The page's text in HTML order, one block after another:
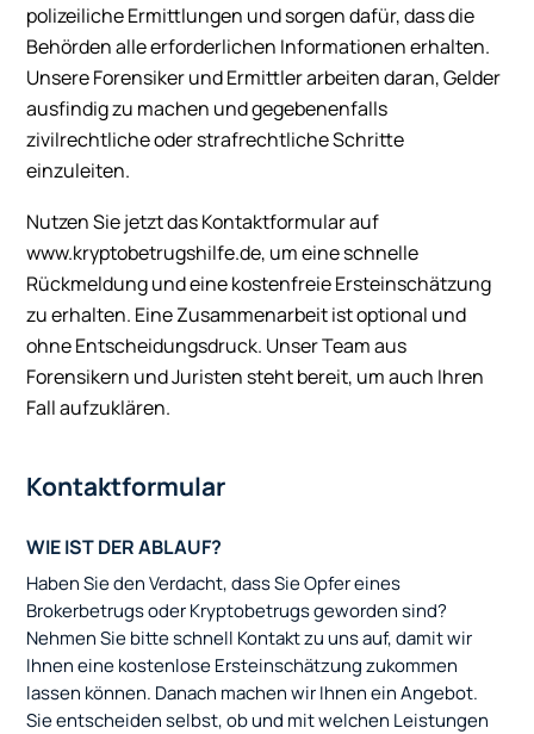
polizeiliche Ermittlungen und sorgen dafür, dass die
Behörden alle erforderlichen Informationen erhalten.
Unsere Forensiker und Ermittler arbeiten daran, Gelder
ausfindig zu machen und gegebenenfalls
zivilrechtliche oder strafrechtliche Schritte
einzuleiten.
Nutzen Sie jetzt das Kontaktformular auf
www.kryptobetrugshilfe.de, um eine schnelle
Rückmeldung und eine kostenfreie Ersteinschätzung
zu erhalten. Eine Zusammenarbeit ist optional und
ohne Entscheidungsdruck. Unser Team aus
Forensikern und Juristen steht bereit, um auch Ihren
Fall aufzuklären.
Kontaktformular
WIE IST DER ABLAUF?
Haben Sie den Verdacht, dass Sie Opfer eines
Brokerbetrugs oder Kryptobetrugs geworden sind?
Nehmen Sie bitte schnell Kontakt zu uns auf, damit wir
Ihnen eine kostenlose Ersteinschätzung zukommen
lassen können. Danach machen wir Ihnen ein Angebot.
Sie entscheiden selbst, ob und mit welchen Leistungen